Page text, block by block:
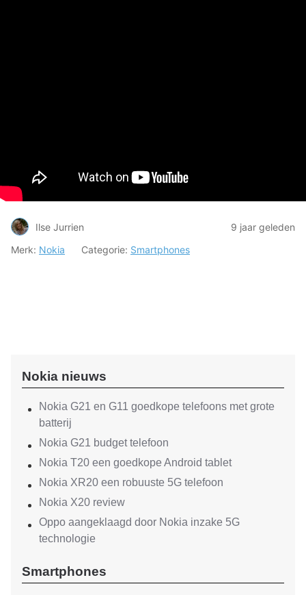
Ilse Jurrien
9 jaar geleden
Merk: Nokia Categorie: Smartphones
Nokia nieuws
Nokia G21 en G11 goedkope telefoons met grote
batterij
Nokia G21 budget telefoon
Nokia T20 een goedkope Android tablet
Nokia XR20 een robuuste 5G telefoon
Nokia X20 review
Oppo aangeklaagd door Nokia inzake 5G
technologie
Smartphones